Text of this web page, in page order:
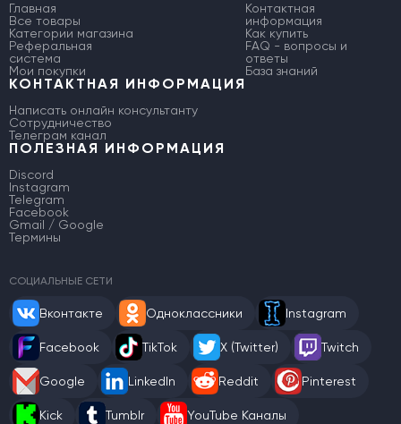
Главная
Все товары
Категории магазина
Реферальная
система
Мои покупки
Контактная
информация
Как купить
FAQ - вопросы и
ответы
База знаний
КОНТАКТНАЯ ИНФОРМАЦИЯ
Написать онлайн консультанту
Сотрудничество
Телеграм канал
ПОЛЕЗНАЯ ИНФОРМАЦИЯ
Discord
Instagram
Telegram
Facebook
Gmail / Google
Термины
СОЦИАЛЬНЫЕ СЕТИ
Вконтакте Одноклассники Instagram
Facebook TikTok X (Twitter) Twitch
Google LinkedIn Reddit Pinterest
Kick Tumblr YouTube Каналы